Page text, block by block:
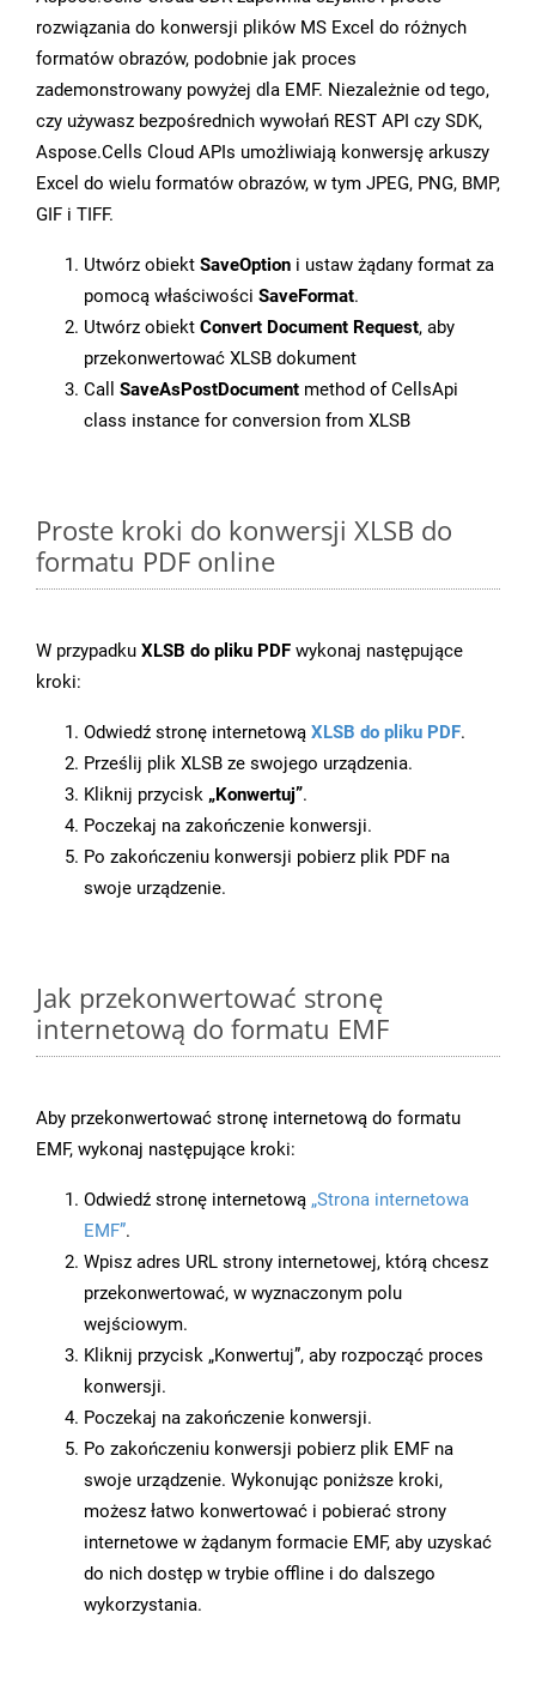
rozwiązania do konwersji plików MS Excel do różnych
formatów obrazów, podobnie jak proces
zademonstrowany powyżej dla EMF. Niezależnie od tego,
czy używasz bezpośrednich wywołań REST API czy SDK,
Aspose.Cells Cloud APIs umożliwiają konwersję arkuszy
Excel do wielu formatów obrazów, w tym JPEG, PNG, BMP,
GIF i TIFF.
Utwórz obiekt SaveOption i ustaw żądany format za
pomocą właściwości SaveFormat.
Utwórz obiekt Convert Document Request, aby
przekonwertować XLSB dokument
Call SaveAsPostDocument method of CellsApi
class instance for conversion from XLSB
Proste kroki do konwersji XLSB do
formatu PDF online
W przypadku XLSB do pliku PDF wykonaj następujące
kroki:
Odwiedź stronę internetową XLSB do pliku PDF.
Prześlij plik XLSB ze swojego urządzenia.
Kliknij przycisk „Konwertuj”.
Poczekaj na zakończenie konwersji.
Po zakończeniu konwersji pobierz plik PDF na
swoje urządzenie.
Jak przekonwertować stronę
internetową do formatu EMF
Aby przekonwertować stronę internetową do formatu
EMF, wykonaj następujące kroki:
Odwiedź stronę internetową „Strona internetowa
EMF”.
Wpisz adres URL strony internetowej, którą chcesz
przekonwertować, w wyznaczonym polu
wejściowym.
Kliknij przycisk „Konwertuj”, aby rozpocząć proces
konwersji.
Poczekaj na zakończenie konwersji.
Po zakończeniu konwersji pobierz plik EMF na
swoje urządzenie. Wykonując poniższe kroki,
możesz łatwo konwertować i pobierać strony
internetowe w żądanym formacie EMF, aby uzyskać
do nich dostęp w trybie offline i do dalszego
wykorzystania.